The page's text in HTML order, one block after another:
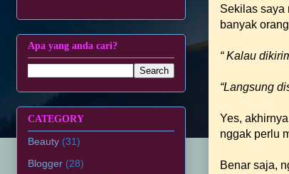
Sekilas saya
banyak
“ Kalau
“Langsung
Yes,
nggak perlu
Benar saja,
Apa yang anda cari?
CATEGORY
Beauty (31)
Blogger (28)